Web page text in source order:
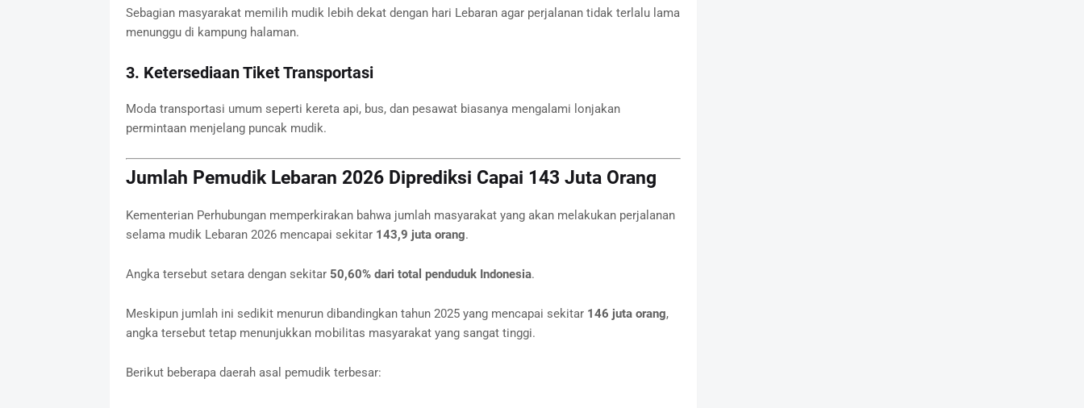
Sebagian masyarakat memilih mudik lebih dekat dengan hari Lebaran agar perjalanan tidak terlalu lama
menunggu di kampung halaman.
3. Ketersediaan Tiket Transportasi
Moda transportasi umum seperti kereta api, bus, dan pesawat biasanya mengalami lonjakan
permintaan menjelang puncak mudik.
Jumlah Pemudik Lebaran 2026 Diprediksi Capai 143 Juta Orang
Kementerian Perhubungan memperkirakan bahwa jumlah masyarakat yang akan melakukan perjalanan
selama mudik Lebaran 2026 mencapai sekitar 143,9 juta orang.
Angka tersebut setara dengan sekitar 50,60% dari total penduduk Indonesia.
Meskipun jumlah ini sedikit menurun dibandingkan tahun 2025 yang mencapai sekitar 146 juta orang,
angka tersebut tetap menunjukkan mobilitas masyarakat yang sangat tinggi.
Berikut beberapa daerah asal pemudik terbesar: